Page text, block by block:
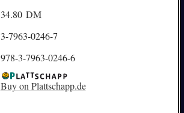
34.80 DM
3-7963-0246-7
978-3-7963-0246-6
Buy on Plattschapp.de